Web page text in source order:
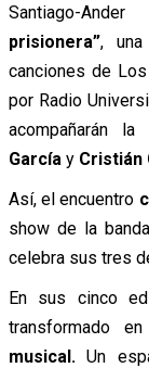
Santiago-
prisionera”,
canciones de
por Radio
acompañarán
García y Cristián
Así, el encuentro
show de la
celebra sus tres
En sus cinco
transformado
musical.Un